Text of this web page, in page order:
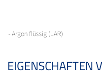
- Argon flüssig (LAR)
EIGENSCHAFTEN